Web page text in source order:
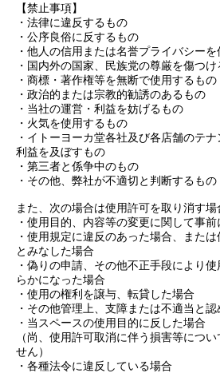
【禁止事項】
・法律に違反するもの
・公序良俗に反するもの
・他人の信用または名誉プライバシー
・国内外の国家、民族党の尊厳を傷つ
・商標・著作権等を無断で使用するもの
・政治的または宗教的勧誘のあるもの
・当社の運営・利益を妨げるもの
・火気を使用するもの
・イトーヨーカ堂各社及び各店舗のテ
利益を及ぼすもの
・第三者と係争中のもの
・その他、弊社が不適切と判断するもの
また、次の場合は使用許可を取り消す場
・使用目的、内容等の変更に関して事
・使用規定に違反のあった場合、また
とみなした場合
・偽りの申請、その他不正手段により
らかになった場合
・使用の権利を譲与、転貸した場合
・その他管理上、支障または不適当と
・当スペースの使用目的に反した場合
（尚、使用許可取消に伴う損害等につ
せん）
・各種法令に違反している場合